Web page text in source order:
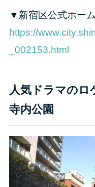
▼新宿区公式ホー
https://
_002153.html
人気ドラマのロ
寺内公園